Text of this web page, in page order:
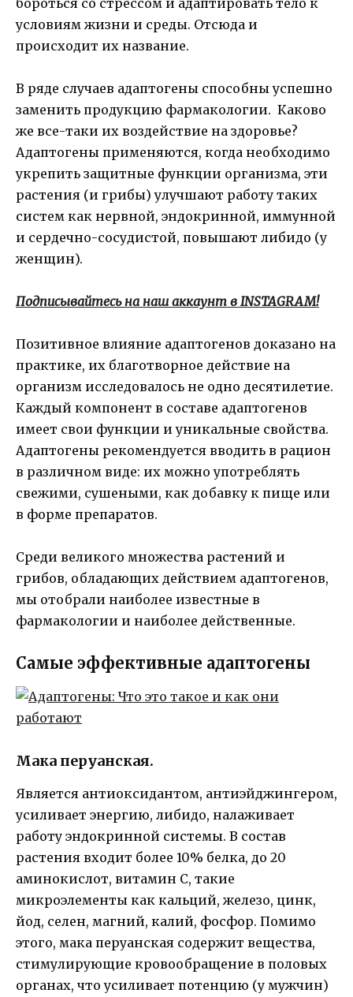
условиям жизни и среды. Отсюда и
происходит их название.
В ряде случаев адаптогены способны успешно
заменить продукцию фармакологии. Каково
же все-таки их воздействие на здоровье?
Адаптогены применяются, когда необходимо
укрепить защитные функции организма, эти
растения (и грибы) улучшают работу таких
систем как нервной, эндокринной, иммунной
и сердечно-сосудистой, повышают либидо (у
женщин).
Подписывайтесь на наш аккаунт в INSTAGRAM!
Позитивное влияние адаптогенов доказано на
практике, их благотворное действие на
организм исследовалось не одно десятилетие.
Каждый компонент в составе адаптогенов
имеет свои функции и уникальные свойства.
Адаптогены рекомендуется вводить в рацион
в различном виде: их можно употреблять
свежими, сушеными, как добавку к пище или
в форме препаратов.
Среди великого множества растений и
грибов, обладающих действием адаптогенов,
мы отобрали наиболее известные в
фармакологии и наиболее действенные.
Самые эффективные адаптогены
Мака перуанская.
Является антиоксидантом, антиэйджингером,
усиливает энергию, либидо, налаживает
работу эндокринной системы. В состав
растения входит более 10% белка, до 20
аминокислот, витамин С, такие
микроэлементы как кальций, железо, цинк,
йод, селен, магний, калий, фосфор. Помимо
этого, мака перуанская содержит вещества,
стимулирующие кровообращение в половых
органах, что усиливает потенцию (у мужчин)